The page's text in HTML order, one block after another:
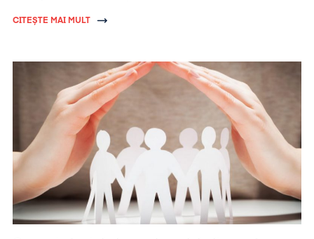
CITEȘTE MAI MULT